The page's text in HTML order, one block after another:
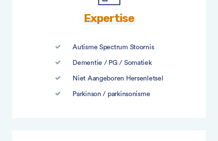
Expertise
Autisme Spectrum Stoornis
Dementie / PG / Somatiek
Niet Aangeboren Hersenletsel
Parkinson / parkinsonisme